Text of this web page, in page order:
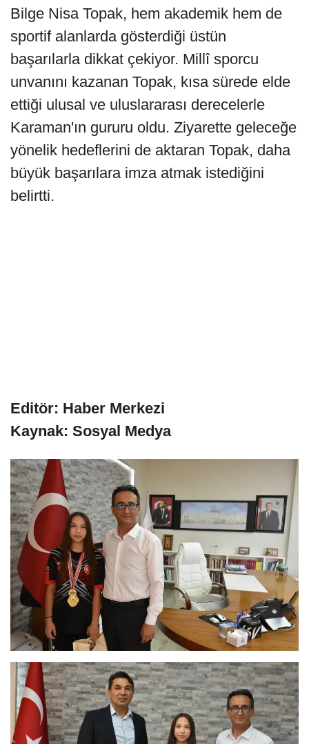
Bilge Nisa Topak, hem akademik hem de
sportif alanlarda gösterdiği üstün
başarılarla dikkat çekiyor. Millî sporcu
unvanını kazanan Topak, kısa sürede elde
ettiği ulusal ve uluslararası derecelerle
Karaman'ın gururu oldu. Ziyarette geleceğe
yönelik hedeflerini de aktaran Topak, daha
büyük başarılara imza atmak istediğini
belirtti.
Editör: Haber Merkezi
Kaynak: Sosyal Medya